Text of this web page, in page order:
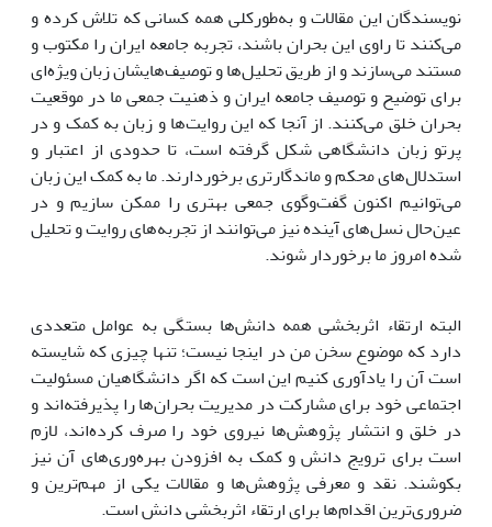
نویسندگان این مقالات و به‌طور‌کلی همه کسانی که تلاش کرده و
می‌کنند تا راوی این بحران باشند، تجربه جامعه ایران را مکتوب و
مستند می‌سازند و از طریق تحلیل‌ها و توصیف‌هایشان زبان ویژه‌ای
برای توضیح و توصیف جامعه ایران و ذهنیت جمعی ما در موقعیت
بحران خلق می‌کنند. از آنجا که این روایت‌ها و زبان به کمک و در
پرتو زبان دانشگاهی شکل گرفته است، تا حدودی از اعتبار و
استدلال‌های محکم و ماندگارتری برخوردارند. ما به کمک این زبان
می‌توانیم اکنون گفت‌وگوی جمعی بهتری را ممکن سازیم و در
عین‌حال نسل‌های آینده نیز می‌توانند از تجربه‌های روایت و تحلیل
شده امروز ما برخوردار شوند.
البته ارتقاء اثربخشی همه دانش‌ها بستگی به عوامل متعددی
دارد که موضوع سخن من در اینجا نیست؛ تنها چیزی که شایسته
است آن را یادآوری کنیم این است که اگر دانشگاهیان مسئولیت
اجتماعی خود برای مشارکت در مدیریت بحران‌ها را پذیرفته‌اند و
در خلق و انتشار پژوهش‌ها نیروی خود را صرف کرده‌اند، لازم
است برای ترویج دانش و کمک به افزودن بهره‌وری‌های آن نیز
بکوشند. نقد و معرفی پژوهش‌‌ها و مقالات یکی از مهم‌ترین و
ضروری‌ترین اقدام‌ها برای ارتقاء اثربخشی دانش است.